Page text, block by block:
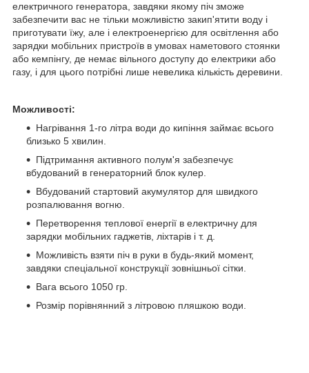
електричного генератора, завдяки якому піч зможе
забезпечити вас не тільки можливістю закип'ятити воду і
приготувати їжу, але і електроенергією для освітлення або
зарядки мобільних пристроїв в умовах наметового стоянки
або кемпінгу, де немає вільного доступу до електрики або
газу, і для цього потрібні лише невелика кількість деревини.
Можливості:
Нагрівання 1-го літра води до кипіння займає всього
близько 5 хвилин.
Підтримання активного полум'я забезпечує
вбудований в генераторний блок кулер.
Вбудований стартовий акумулятор для швидкого
розпалювання вогню.
Перетворення теплової енергії в електричну для
зарядки мобільних гаджетів, ліхтарів і т. д.
Можливість взяти піч в руки в будь-який момент,
завдяки спеціальної конструкції зовнішньої сітки.
Вага всього 1050 гр.
Розмір порівнянний з літровою пляшкою води.